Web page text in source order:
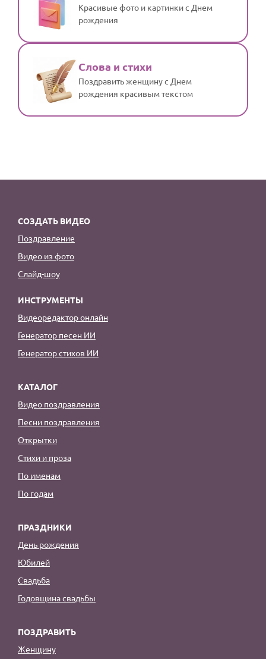
Красивые фото и картинки с Днем
рождения
Слова и стихи
Поздравить женщину с Днем
рождения красивым текстом
СОЗДАТЬ ВИДЕО
Поздравление
Видео из фото
Слайд-шоу
ИНСТРУМЕНТЫ
Видеоредактор онлайн
Генератор песен ИИ
Генератор стихов ИИ
КАТАЛОГ
Видео поздравления
Песни поздравления
Открытки
Стихи и проза
По именам
По годам
ПРАЗДНИКИ
День рождения
Юбилей
Свадьба
Годовщина свадьбы
ПОЗДРАВИТЬ
Женщину